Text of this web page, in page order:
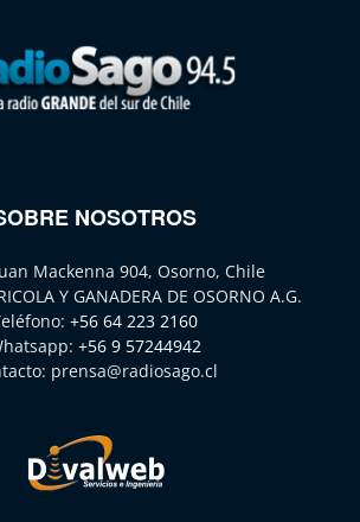
NOSOTROS
Mackenna 904, Osorno, Chile
Y GANADERA DE OSORNO A.G.
+56 64 223 2160
+56 9 57244942
prensa@radiosago.cl